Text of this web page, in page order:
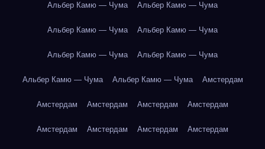
Альбер Камю — Чума Альбер Камю — Чума
Альбер Камю — Чума Альбер Камю — Чума
Альбер Камю — Чума Альбер Камю — Чума
Альбер Камю — Чума Альбер Камю — Чума Амстердам
Амстердам Амстердам Амстердам Амстердам
Амстердам Амстердам Амстердам Амстердам